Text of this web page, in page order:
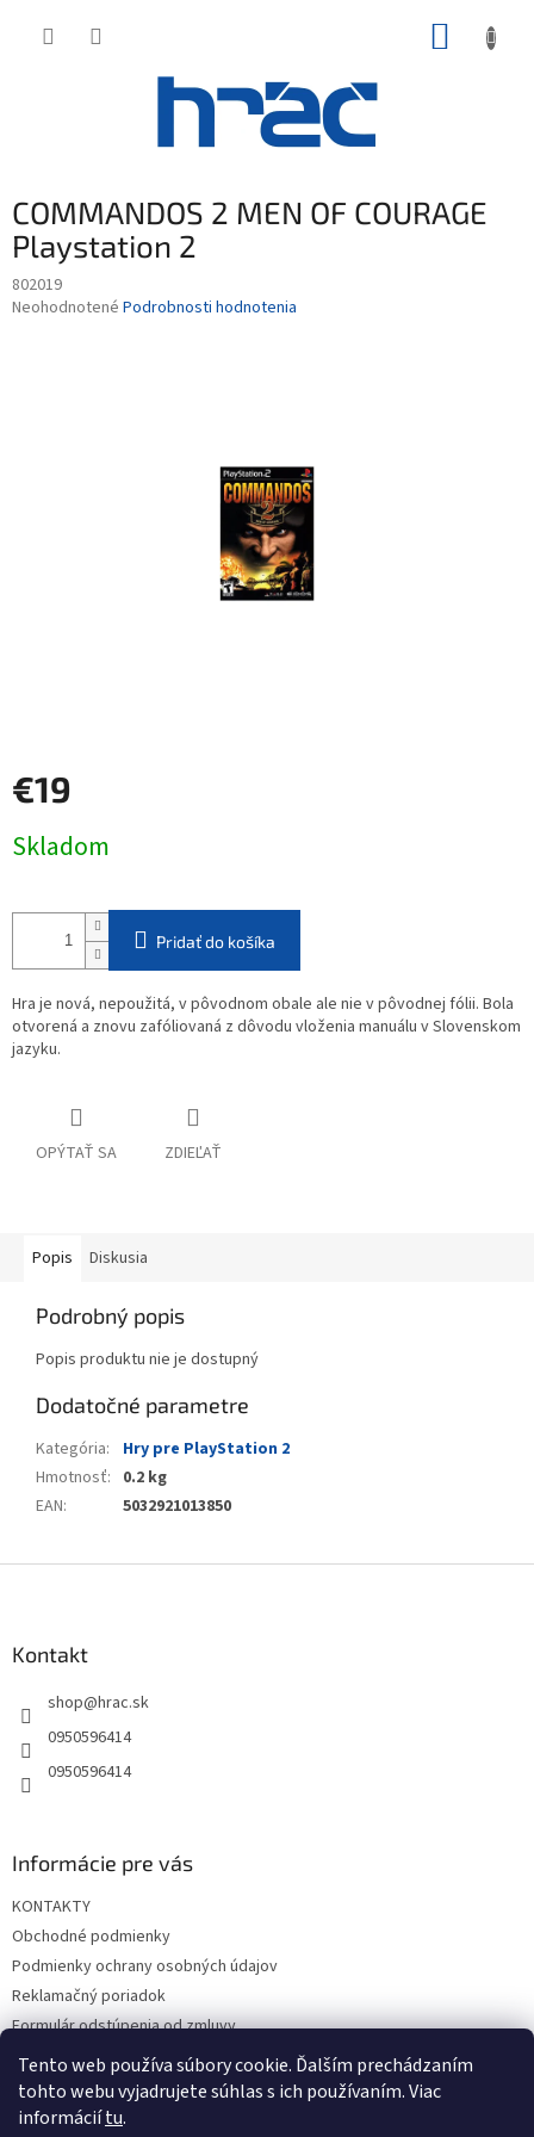
Tento web používa súbory cookie. Ďalším prechádzaním
tohto webu vyjadrujete súhlas s ich používaním. Viac
informáciítu.
COMMANDOS 2 MEN OF COURAGE
Playstation 2
802019
Priemerné
Neohodnotené Podrobnosti hodnotenia
€19
cena:
Skladom
Pridať do košíka
Hra je nová, nepoužitá, v pôvodnom obale ale nie v pôvodnej fólii. Bola
otvorená a znovu zafóliovaná z dôvodu vloženia manuálu v Slovenskom
jazyku.
OPÝTAŤ SA ZDIEĽAŤ
Popis Diskusia
Podrobný popis
Popis produktu nie je dostupný
Dodatočné parametre
Kategória:
Hry pre PlayStation 2
Hmotnosť: 0.2 kg
EAN: 5032921013850
Kontakt
shop@hrac.sk
0950596414
0950596414
Informácie pre vás
KONTAKTY
Obchodné podmienky
Podmienky ochrany osobných údajov
Reklamačný poriadok
Formulár odstúpenia od zmluvy
Reklamačný formulár